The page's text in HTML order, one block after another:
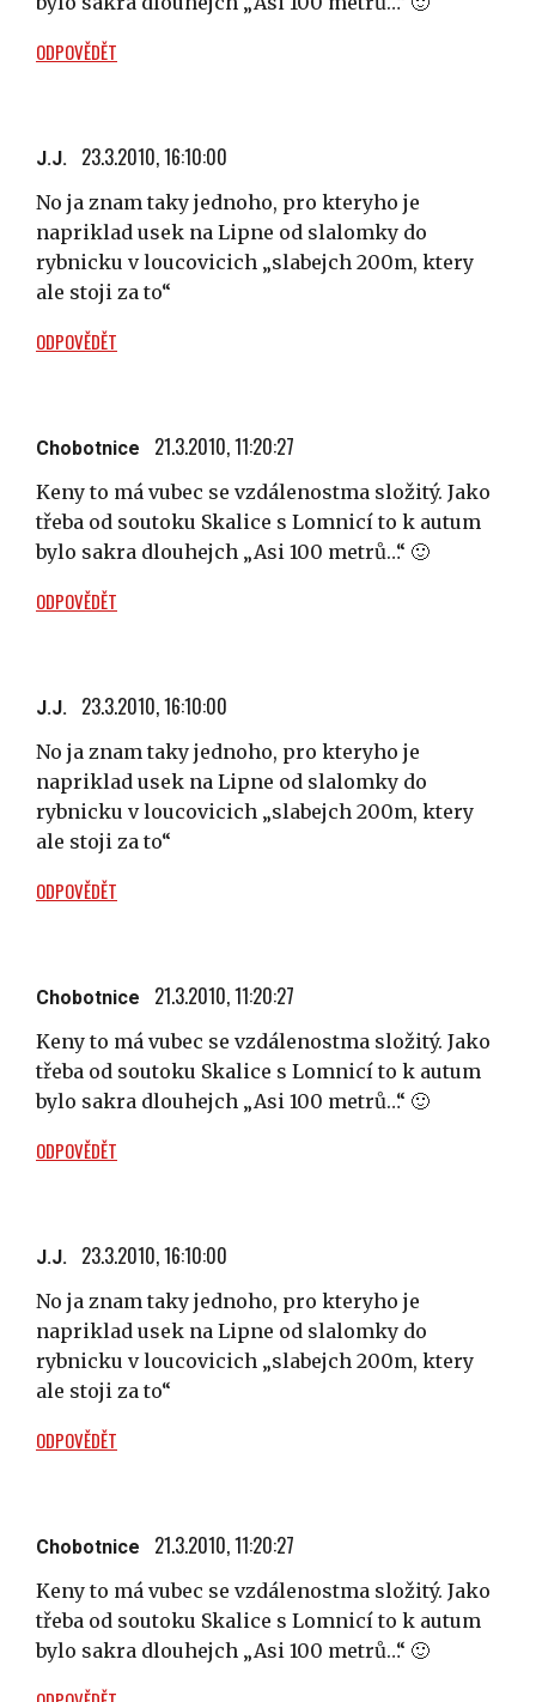
ODPOVĚDĚT
J.J. 23.3.2010, 16:10:00
No ja znam taky jednoho, pro kteryho je
napriklad usek na Lipne od slalomky do
rybnicku v loucovicich „slabejch 200m, ktery
ale stoji za to“
ODPOVĚDĚT
Chobotnice 21.3.2010, 11:20:27
Keny to má vubec se vzdálenostma složitý. Jako
třeba od soutoku Skalice s Lomnicí to k autum
bylo sakra dlouhejch „Asi 100 metrů…“ 🙂
ODPOVĚDĚT
J.J. 23.3.2010, 16:10:00
No ja znam taky jednoho, pro kteryho je
napriklad usek na Lipne od slalomky do
rybnicku v loucovicich „slabejch 200m, ktery
ale stoji za to“
ODPOVĚDĚT
Chobotnice 21.3.2010, 11:20:27
Keny to má vubec se vzdálenostma složitý. Jako
třeba od soutoku Skalice s Lomnicí to k autum
bylo sakra dlouhejch „Asi 100 metrů…“ 🙂
ODPOVĚDĚT
J.J. 23.3.2010, 16:10:00
No ja znam taky jednoho, pro kteryho je
napriklad usek na Lipne od slalomky do
rybnicku v loucovicich „slabejch 200m, ktery
ale stoji za to“
ODPOVĚDĚT
Chobotnice 21.3.2010, 11:20:27
Keny to má vubec se vzdálenostma složitý. Jako
třeba od soutoku Skalice s Lomnicí to k autum
bylo sakra dlouhejch „Asi 100 metrů…“ 🙂